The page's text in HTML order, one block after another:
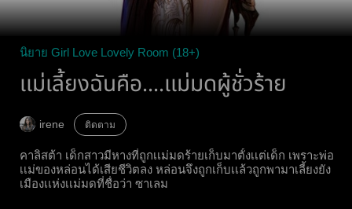
นิยาย Girl Love Lovely Room (18+)
เเม่เลี้ยงฉันคือ....เเม่มดผู้ชั่วร้าย
irene ติดตาม
คาลิสต้า เด็กสาวมีหางที่ถูกเเม่มดร้ายเก็บมาตั้งเเต่เด็ก เพราะพ่อ
เเม่ของหล่อนได้เสียชีวิตลง หล่อนจึงถูกเก็บเเล้วถูกพามาเลี้ยงยัง
เมืองเเห่งเเม่มดที่ชื่อว่า ซาเลม